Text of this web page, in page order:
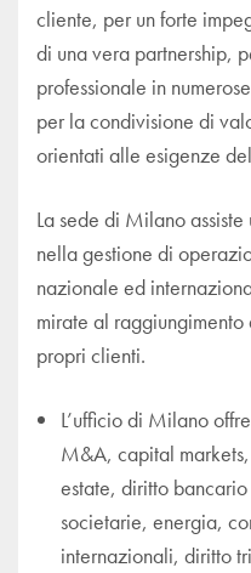
cliente, per un forte
di una vera partnership,
professionale in
per la condivisione di
orientati alle esigenze
La sede di Milano
nella gestione di
nazionale ed
mirate al
propri clienti.
L’ufficio di Milano
M&A, capital
estate, diritto
societarie, energia,
internazionali, diritto